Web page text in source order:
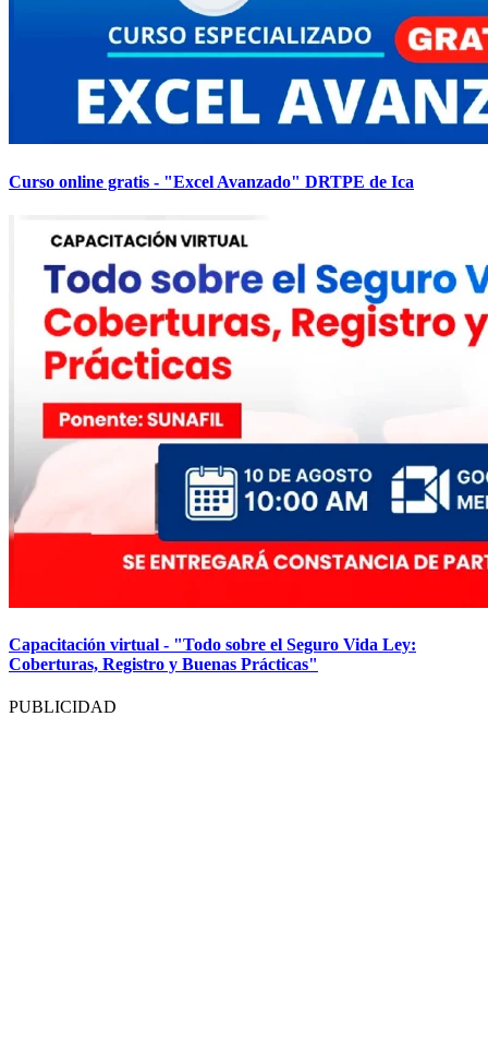
Curso online gratis - "Excel Avanzado" DRTPE de Ica
Capacitación virtual - "Todo sobre el Seguro Vida Ley:
Coberturas, Registro y Buenas Prácticas"
PUBLICIDAD